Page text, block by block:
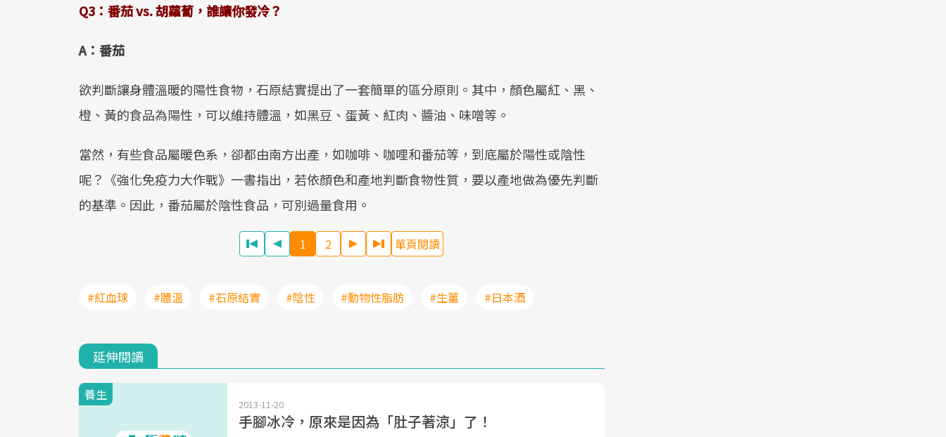
Q3 ：番茄vs.胡蘿蔔，誰讓你發冷？
A ：番茄
欲判斷讓身體溫暖的陽性食物，石原結實提出了一套簡單的區分原則。其中，顏色屬紅、黑、
橙、黃的食品為陽性，可以維持體溫，如黑豆、蛋黃、紅肉、醬油、味噌等。
當然，有些食品屬暖色系，卻都由南方出產，如咖啡、咖哩和番茄等，到底屬於陽性或陰性
呢？《強化免疫力大作戰》一書指出，若依顏色和產地判斷食物性質，要以產地做為優先判斷
的基準。因此，番茄屬於陰性食品，可別過量食用。
1 2 單頁閱讀
#紅血球 #體溫 #石原結實 #陰性 #動物性脂肪 #生薑 #日本酒
延伸閱讀
養生
2013-11-20
手腳冰冷，原來是因為「肚子著涼」了！